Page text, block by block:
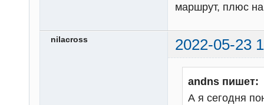
маршрут, плюс на
nilacross 2022-05-23
andns пишет:
А я сегодня